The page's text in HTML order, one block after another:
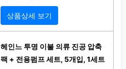
상품상세 보기
헤인느 투명 이불 의류 진공 압축
팩 + 전용펌프 세트, 5개입, 1세트